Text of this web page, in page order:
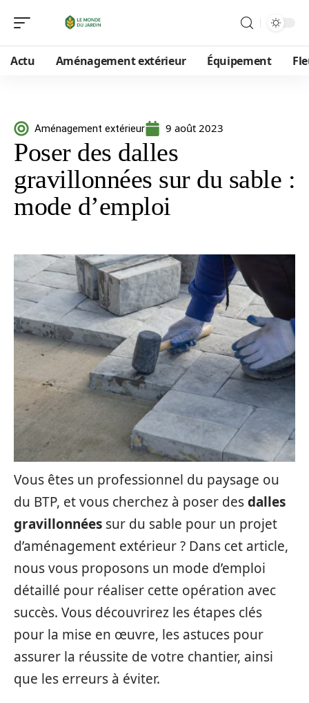
Actu Aménagement extérieur Équipement
Aménagement extérieur 9 août 2023
Poser des dalles
gravillonnées sur du sable :
mode d’emploi
Vous êtes un professionnel du paysage ou
du BTP, et vous cherchez à poser desdalles
gravillonnées sur du sable pour un projet
d’aménagement extérieur ? Dans cet article,
nous vous proposons un mode d’emploi
détaillé pour réaliser cette opération avec
succès. Vous découvrirez les étapes clés
pour la mise en œuvre, les astuces pour
assurer la réussite de votre chantier, ainsi
que les erreurs à éviter.